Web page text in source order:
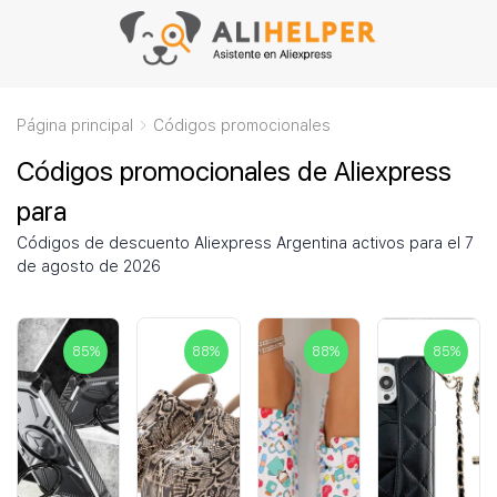
Página principal Códigos promocionales
Códigos promocionales de Aliexpress
para
Códigos de descuento Aliexpress Argentina activos para el 7
de agosto de 2026
85% 88% 88% 85%